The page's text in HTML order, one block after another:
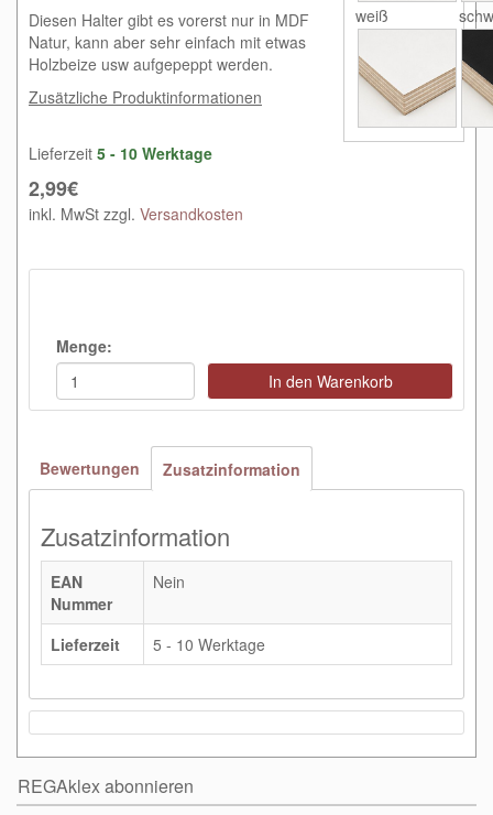
Diesen Halter gibt es vorerst nur in MDF
Natur, kann aber sehr einfach mit etwas
Holzbeize usw aufgepeppt werden.
Zusätzliche Produktinformationen
weiß
Lieferzeit 5 - 10 Werktage
2,99€
inkl. MwSt zzgl. Versandkosten
Menge:
In den Warenkorb
Bewertungen Zusatzinformation
Zusatzinformation
EAN
Nummer
Nein
Lieferzeit 5 - 10 Werktage
REGAklex abonnieren